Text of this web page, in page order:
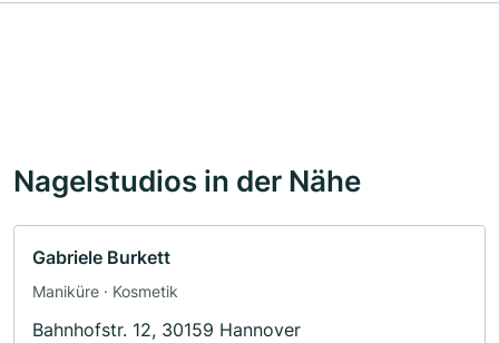
Nagelstudios in der Nähe
Gabriele Burkett
Maniküre · Kosmetik
Bahnhofstr. 12, 30159 Hannover